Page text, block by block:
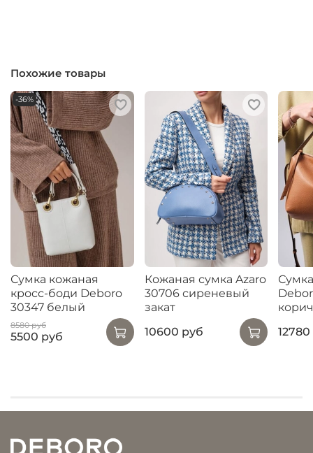
Похожие товары
-36%
Сумка кожаная
кросс-боди Deboro
30347 белый
8580 руб
5500 руб
Кожаная сумка Azaro
30706 сиреневый
закат
10600 руб